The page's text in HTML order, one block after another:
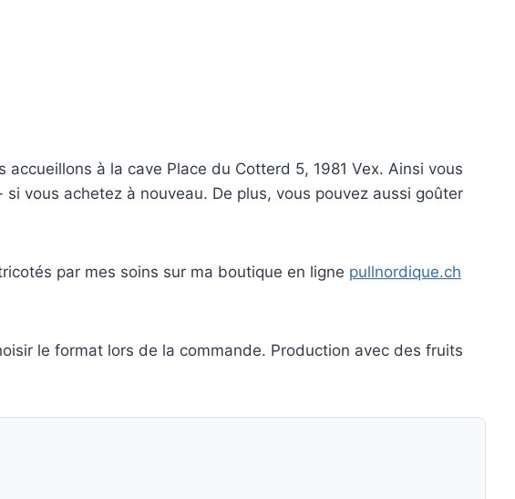
à la cave Place du Cotterd 5, 1981 Vex. Ainsi vous
vous achetez à nouveau. De plus, vous pouvez aussi goûter
par mes soins sur ma boutique en ligne pullnordique.ch
le format lors de la commande. Production avec des fruits